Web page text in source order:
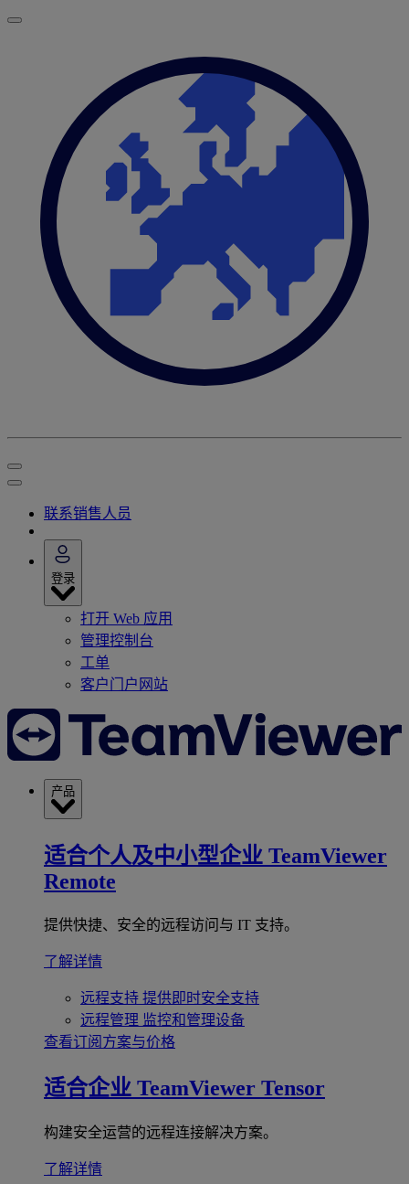
联系销售人员
登录
打开 Web 应用
管理控制台
工单
客户门户网站
产品
适合个人及中小型企业 TeamViewer
Remote
提供快捷、安全的远程访问与 IT 支持。
了解详情
远程支持 提供即时安全支持
远程管理 监控和管理设备
查看订阅方案与价格
适合企业 TeamViewer Tensor
构建安全运营的远程连接解决方案。
了解详情